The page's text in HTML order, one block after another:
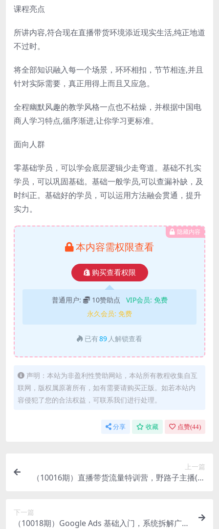
课程亮点
所讲内容,符合现在直播带货环境添近现实生活,纯正地道
不过时。
将全部知识融入每一个场景，环环相扣，节节相连,并且
针对实际需要，真正用得上而且又应急。
全程幽默风趣的教学风格一点也不枯燥，并根据中国电
商人学习特点,循序渐进,让你学习更标准。
面向人群
零基础学员，可以学会底层逻辑少走弯道。基础不扎实
学员，可以巩固基础。基础一般学员,可以查漏补缺，及
时纠正。基础好的学员，可以运用方法融会贯通，提升
实力。
隐藏内容
本内容需权限查看
购买查看权限
普通用户: 10赞助点 VIP会员: 免费
永久会员: 免费
已有89 人解锁查看
声明：本站为非盈利性赞助网站，本站所有教程收集自互
联网，版权属原著所有，如有需要请购买正版。如若本站内
容侵犯了您的合法权益，可联系我们进行处理。
分享 收藏 点赞(44)
上一篇
（10016期）直播带货流量特训营，野路子主播(起
下一篇
（10018期）Google Ads 基础入门，系统拆解广告